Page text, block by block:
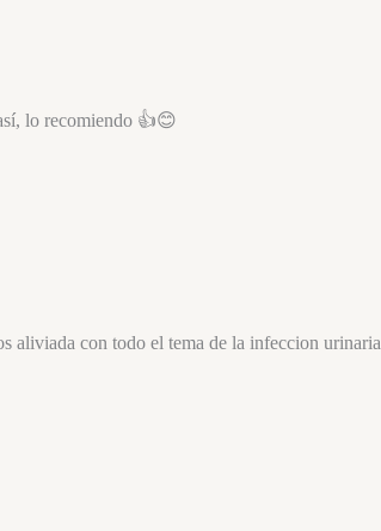
lo recomiendo 👍😊
aliviada con todo el tema de la infeccion urinaria